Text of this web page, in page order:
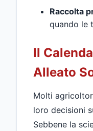
Raccolta
quando le
Il
Alleato
Molti
loro decisioni
Sebbene la